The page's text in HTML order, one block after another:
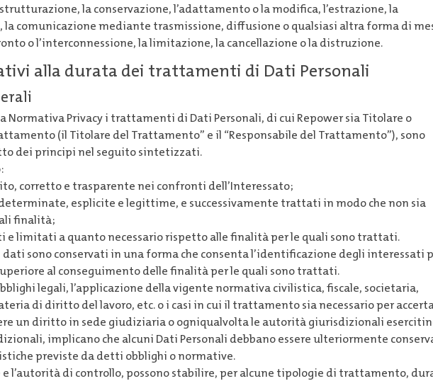
la conservazione, l’adattamento o la modifica, l’estrazione, la
la comunicazione mediante trasmissione, diffusione o qualsiasi altra forma di
o l’interconnessione, la limitazione, la cancellazione o la distruzione.
alla durata dei trattamenti di Dati Personali
Normativa Privacy i trattamenti di Dati Personali, di cui Repower sia Titolare o
(il Titolare del Trattamento” e il “Responsabile del Trattamento”), sono
dei principi nel seguito sintetizzati.
corretto e trasparente nei confronti dell’Interessato;
esplicite e legittime, e successivamente trattati in modo che non sia
finalità;
limitati a quanto necessario rispetto alle finalità per le quali sono trattati.
sono conservati in una forma che consenta l’identificazione degli interessati
al conseguimento delle finalità per le quali sono trattati.
legali, l’applicazione della vigente normativa civilistica, fiscale, societaria,
di diritto del lavoro, etc. o i casi in cui il trattamento sia necessario per
un diritto in sede giudiziaria o ogniqualvolta le autorità giurisdizionali
implicano che alcuni Dati Personali debbano essere ulteriormente
previste da detti obblighi o normative.
l’autorità di controllo, possono stabilire, per alcune tipologie di trattamento,